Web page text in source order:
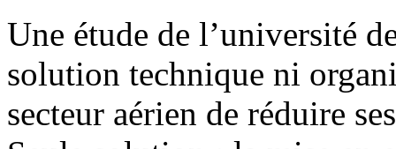
Une étude de l’université
solution technique ni
secteur aérien de réduire